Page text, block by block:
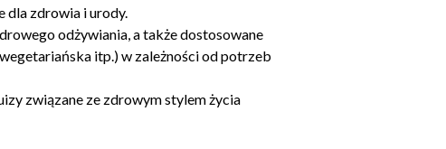
dla zdrowia i urody.
odżywiania, a także dostosowane
itp.) w zależności od potrzeb
związane ze zdrowym stylem życia